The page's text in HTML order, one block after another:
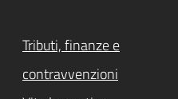
Tributi, finanze e
contravvenzioni